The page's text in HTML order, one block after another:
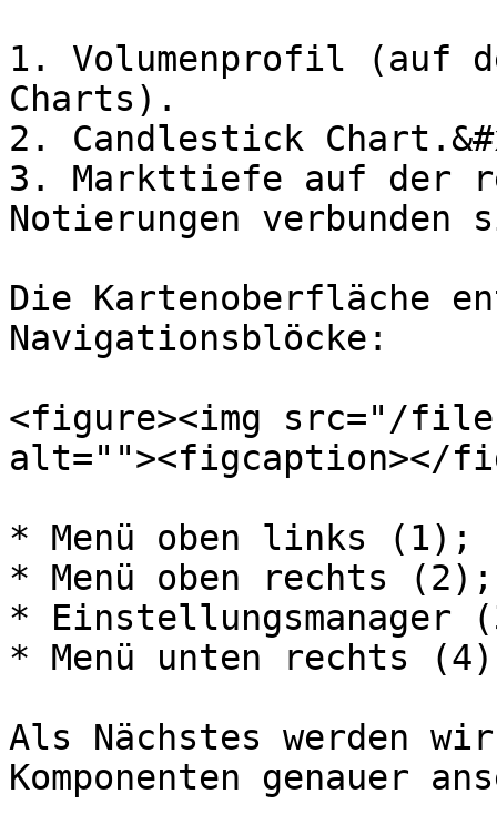
1. Volumenprofil (auf
Charts).
2. Candlestick
3. Markttiefe auf der
Notierungen verbunden
Die Kartenoberfläche
Navigationsblöcke:
<figure><img src="/files/
alt=""><figcaption></
* Menü oben links (1);
* Menü oben rechts (2);
* Einstellungsmanager
* Menü unten rechts
Als Nächstes werden
Komponenten genauer